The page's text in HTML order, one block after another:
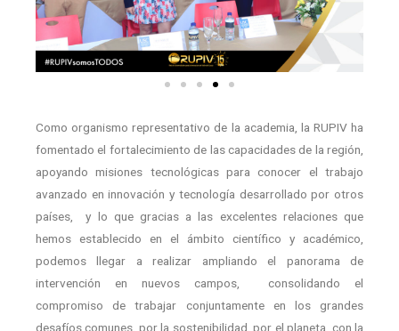
Como organismo representativo de la academia, la RUPIV ha
fomentado el fortalecimiento de las capacidades de la región,
apoyando misiones tecnológicas para conocer el trabajo
avanzado en innovación y tecnología desarrollado por otros
países, y lo que gracias a las excelentes relaciones que
hemos establecido en el ámbito científico y académico,
podemos llegar a realizar ampliando el panorama de
intervención en nuevos campos, consolidando el
compromiso de trabajar conjuntamente en los grandes
desafíos comunes, por la sostenibilidad, por el planeta, con la